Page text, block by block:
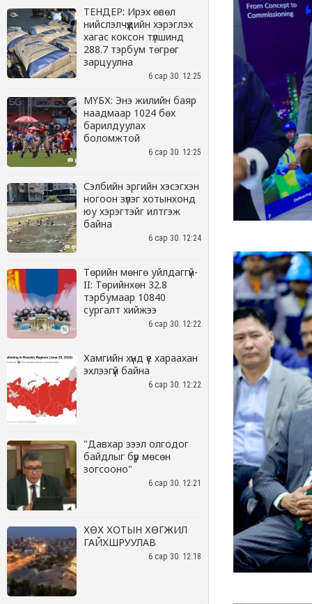
ТЕНДЕР: Ирэх өвөл
нийслэлчүүдийн хэрэглэх
хагас коксон түлшинд
288.7 тэрбум төгрөг
зарцуулна
6 сар 30. 12:25
МҮБХ: Энэ жилийн баяр
наадмаар 1024 бөх
барилдуулах
боломжтой
6 сар 30. 12:25
Сэлбийн эргийн хэсэгхэн
ногоон зүлэг хотынхонд
юу хэрэгтэйг илтгэж
байна
6 сар 30. 12:24
Төрийн мөнгө уйлдаггүй-
II: Төрийнхөн 32.8
тэрбумаар 10840
сургалт хийжээ
6 сар 30. 12:22
Хамгийн хүнд үе хараахан
эхлээгүй байна
6 сар 30. 12:22
"Давхар зээл олгодог
байдлыг бүр мөсөн
зогсооно"
6 сар 30. 12:21
ХӨХ ХОТЫН ХӨГЖИЛ
ГАЙХШРУУЛАВ
6 сар 30. 12:18